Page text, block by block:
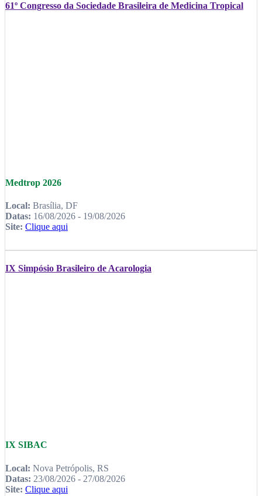
61º Congresso da Sociedade Brasileira de Medicina Tropical
Medtrop 2026
Local: Brasília, DF
Datas: 16/08/2026 - 19/08/2026
Site: Clique aqui
IX Simpósio Brasileiro de Acarologia
IX SIBAC
Local: Nova Petrópolis, RS
Datas: 23/08/2026 - 27/08/2026
Site: Clique aqui